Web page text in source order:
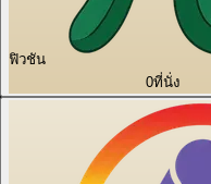
ฟิวชัน
0ที่นั่ง